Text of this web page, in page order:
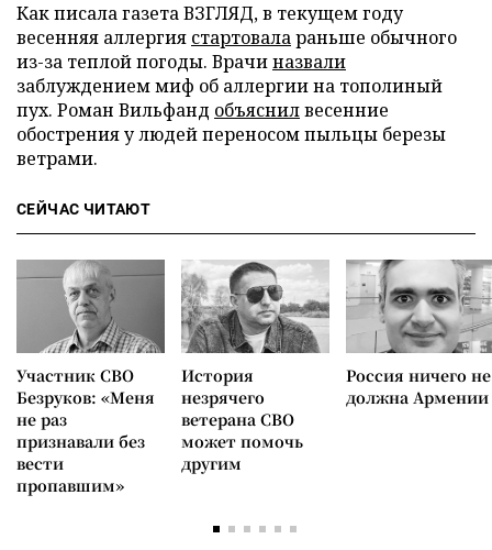
Как писала газета ВЗГЛЯД, в текущем году
весенняя аллергия стартовалараньше обычного
из-за теплой погоды. Врачиназвали
заблуждением миф об аллергии на тополиный
пух. Роман Вильфанд объяснилвесенние
обострения у людей переносом пыльцы березы
ветрами.
СЕЙЧАС ЧИТАЮТ
Участник СВО
Безруков: «Меня
не раз
признавали без
вести
пропавшим»
История
незрячего
ветерана СВО
может помочь
другим
Россия ничего не
должна Армении